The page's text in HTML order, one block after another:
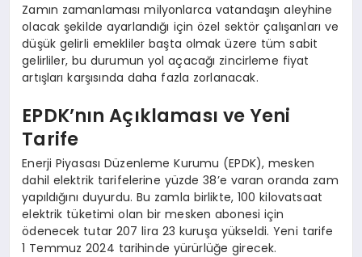
Zamın zamanlaması milyonlarca vatandaşın aleyhine
olacak şekilde ayarlandığı için özel sektör çalışanları ve
düşük gelirli emekliler başta olmak üzere tüm sabit
gelirliler, bu durumun yol açacağı zincirleme fiyat
artışları karşısında daha fazla zorlanacak.
EPDK’nın Açıklaması ve Yeni
Tarife
Enerji Piyasası Düzenleme Kurumu (EPDK), mesken
dahil elektrik tarifelerine yüzde 38’e varan oranda zam
yapıldığını duyurdu. Bu zamla birlikte, 100 kilovatsaat
elektrik tüketimi olan bir mesken abonesi için
ödenecek tutar 207 lira 23 kuruşa yükseldi. Yeni tarife
1 Temmuz 2024 tarihinde yürürlüğe girecek.